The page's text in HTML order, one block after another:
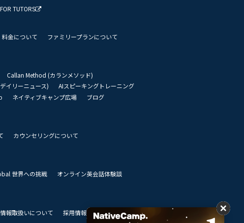
FOR TUTORS
料金について
ファミリープランについて
Callan Method (カランメソッド)
イリーニュース)
AIスピーキングトレーニング
ネイティブキャンプ広場
ブログ
カウンセリングについて
世界への挑戦
オンライン英会話体験談
報取扱いについて 採用情報 私達のビジョン